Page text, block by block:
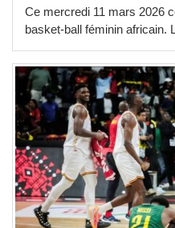
Ce mercredi 11 mars 2026
basket-ball féminin africain.